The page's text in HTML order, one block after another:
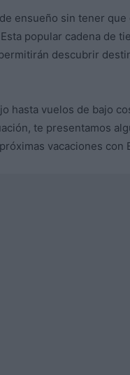
ensueño sin tener
popular cadena de
descubrir
hasta vuelos de bajo
te presentamos
vacaciones con